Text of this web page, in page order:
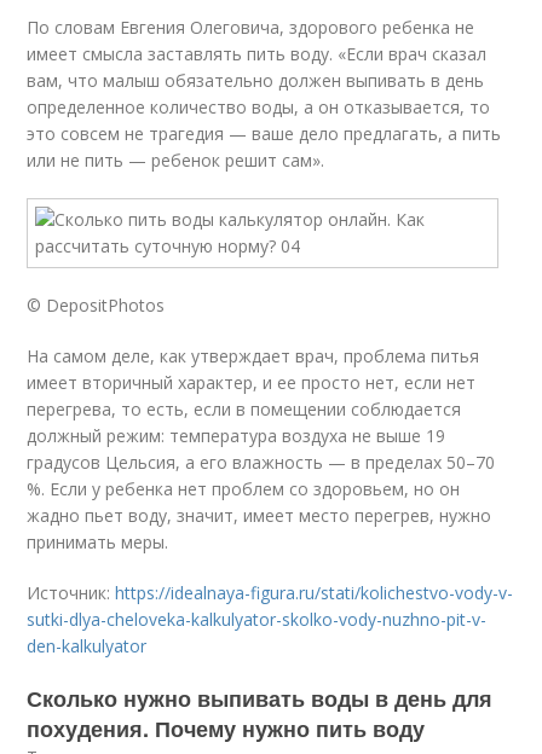
По словам Евгения Олеговича, здорового ребенка не
имеет смысла заставлять пить воду. «Если врач сказал
вам, что малыш обязательно должен выпивать в день
определенное количество воды, а он отказывается, то
это совсем не трагедия — ваше дело предлагать, а пить
или не пить — ребенок решит сам».
© DepositPhotos
На самом деле, как утверждает врач, проблема питья
имеет вторичный характер, и ее просто нет, если нет
перегрева, то есть, если в помещении соблюдается
должный режим: температура воздуха не выше 19
градусов Цельсия, а его влажность — в пределах 50–70
%. Если у ребенка нет проблем со здоровьем, но он
жадно пьет воду, значит, имеет место перегрев, нужно
принимать меры.
Источник:https://idealnaya-figura.ru/stati/kolichestvo-vody-v-
sutki-dlya-cheloveka-kalkulyator-skolko-vody-nuzhno-pit-v-
den-kalkulyator
Сколько нужно выпивать воды в день для
похудения. Почему нужно пить воду